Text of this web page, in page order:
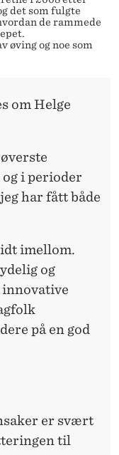
det som fulgte
de rammede
øving og noe som
om Helge
og i perioder
har fått både
imellom.
og
innovative
på en god
er svært
til